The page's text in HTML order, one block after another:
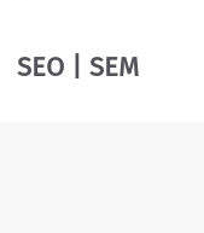
SEO | SEM